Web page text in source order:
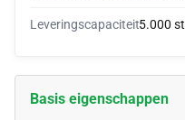
Leveringscapaciteit:5.000
Basis eigenschappen